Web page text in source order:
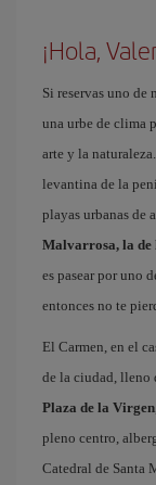
¡Hola,
Si reservas uno de
una urbe de clima
arte y la
levantina de la
playas urbanas de
Malvarrosa, la de
es pasear por uno
entonces no te
El Carmen, en el
de la ciudad, lleno
Plaza de la Virgen
pleno centro,
Catedral de Santa